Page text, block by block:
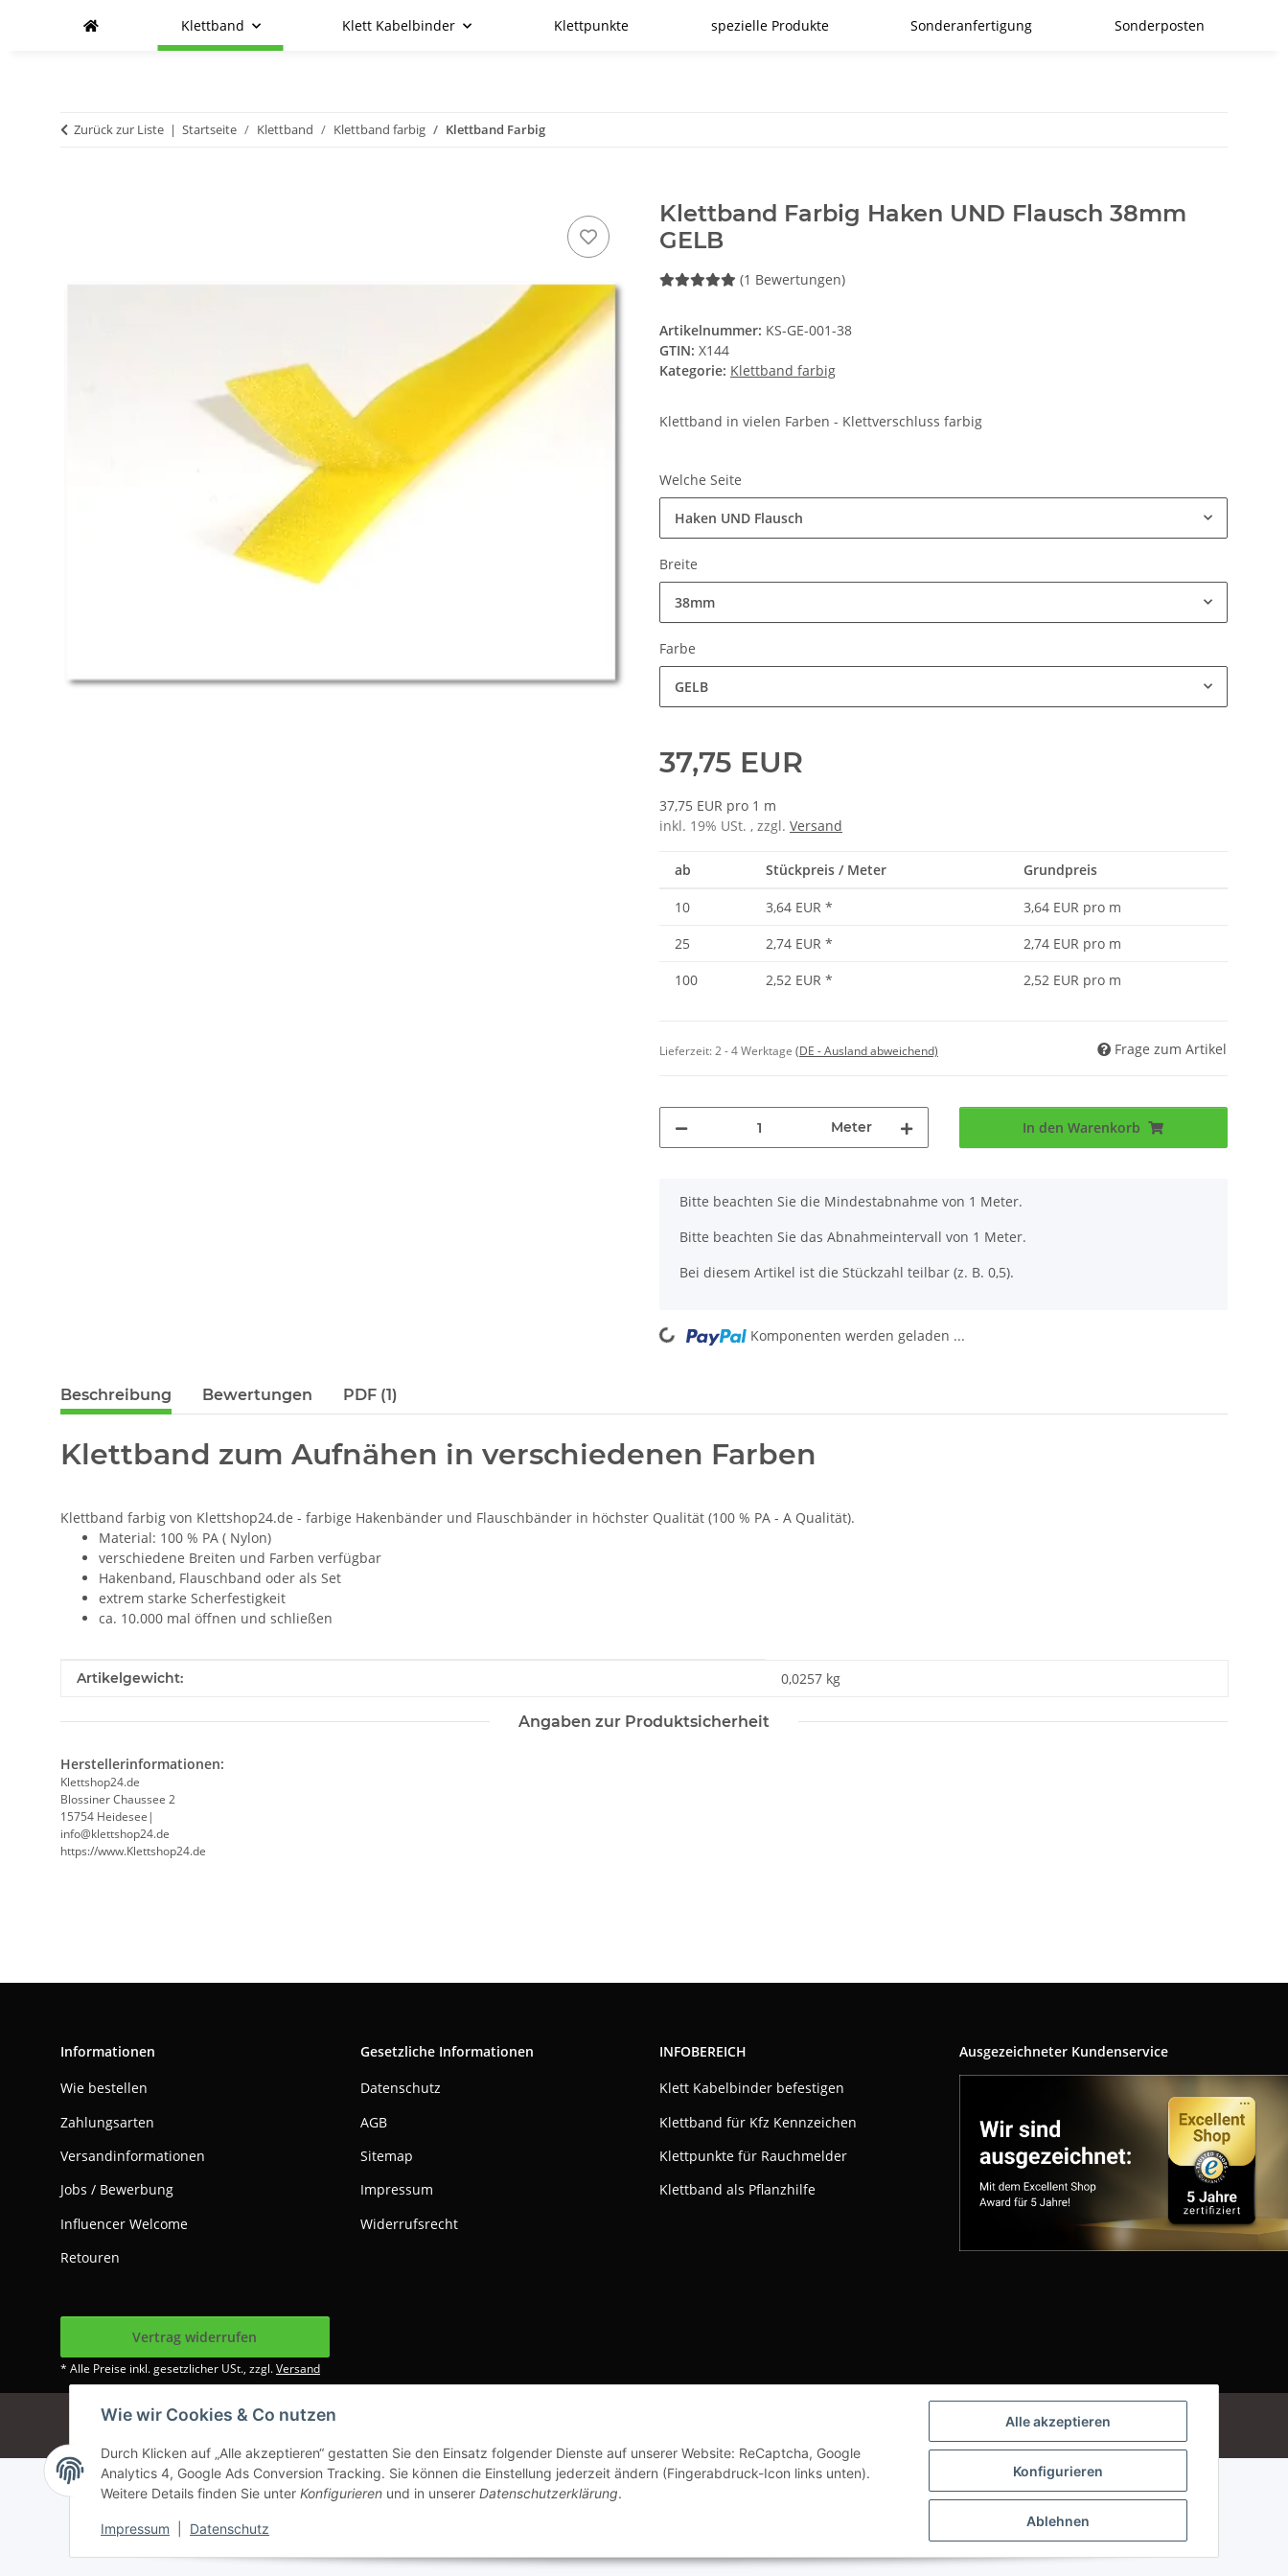
Alle akzeptieren
Konfigurieren
Ablehnen
Wie wir Cookies & Co nutzen
Durch Klicken auf „Alle akzeptieren“ gestatten Sie den Einsatz folgender Dienste auf unserer Website: ReCaptcha, Google
Analytics 4, Google Ads Conversion Tracking. Sie können die Einstellung jederzeit ändern (Fingerabdruck-Icon links unten).
Weitere Details finden Sie unter Konfigurieren und in unserer Datenschutzerklärung.
Impressum Datenschutz
Klettband Klett Kabelbinder Klettpunkte spezielle Produkte Sonderanfertigung Sonderposten
Zurück zur Liste Startseite Klettband Klettband farbig Klettband Farbig
Klettband Farbig Haken UND Flausch 38mm
GELB
(1 Bewertungen)
Artikelnummer: KS-GE-001-38
GTIN: X144
Kategorie: Klettband farbig
Klettband in vielen Farben - Klettverschluss farbig
Welche Seite
Haken UND Flausch
Breite
38mm
Farbe
GELB
37,75 EUR
37,75 EUR pro 1 m
inkl. 19% USt. , zzgl. Versand
ab Stückpreis / Meter Grundpreis
10 3,64 EUR *
3,64 EUR pro m
25
2,74 EUR *
2,74 EUR pro m
100
2,52 EUR * 2,52 EUR pro m
Lieferzeit:2 - 4 Werktage (DE - Ausland abweichend) Frage zum Artikel
Meter In den Warenkorb
x
Bitte beachten Sie die Mindestabnahme von 1 Meter.
Bitte beachten Sie das Abnahmeintervall von 1 Meter.
Bei diesem Artikel ist die Stückzahl teilbar (z. B. 0,5).
Loading... Komponenten werden geladen ...
Beschreibung Bewertungen PDF (1)
Klettband zum Aufnähen in verschiedenen Farben
Klettband farbig von Klettshop24.de - farbige Hakenbänder und Flauschbänder in höchster Qualität (100 % PA - A Qualität).
Material: 100 % PA ( Nylon)
verschiedene Breiten und Farben verfügbar
Hakenband, Flauschband oder als Set
extrem starke Scherfestigkeit
ca. 10.000 mal öffnen und schließen
Produkteigenschaft
Wert
Artikelgewicht: 0,0257 kg
Angaben zur Produktsicherheit
Herstellerinformationen:
Klettshop24.de
Blossiner Chaussee 2
15754 Heidesee|
info@klettshop24.de
https://www.Klettshop24.de
Informationen
Wie bestellen
Zahlungsarten
Versandinformationen
Jobs / Bewerbung
Influencer Welcome
Retouren
Gesetzliche Informationen
Datenschutz
AGB
Sitemap
Impressum
Widerrufsrecht
INFOBEREICH
Klett Kabelbinder befestigen
Klettband für Kfz Kennzeichen
Klettpunkte für Rauchmelder
Klettband als Pflanzhilfe
Ausgezeichneter Kundenservice
Vertrag widerrufen
* Alle Preise inkl. gesetzlicher USt., zzgl.Versand
Google Analytics deaktivieren Powered by